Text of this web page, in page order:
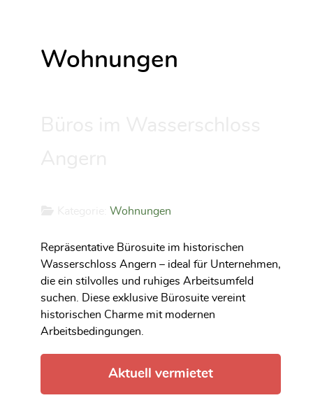
Wohnungen
Wohnungen
Repräsentative Bürosuite im historischen
Wasserschloss Angern – ideal für Unternehmen,
die ein stilvolles und ruhiges Arbeitsumfeld
suchen. Diese exklusive Bürosuite vereint
historischen Charme mit modernen
Arbeitsbedingungen.
Aktuell vermietet